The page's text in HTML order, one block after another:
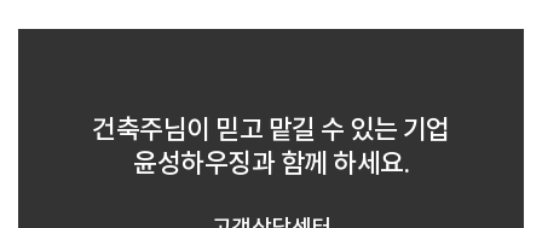
건축주님이 믿고 맡길 수 있는 기업
윤성하우징과 함께 하세요.